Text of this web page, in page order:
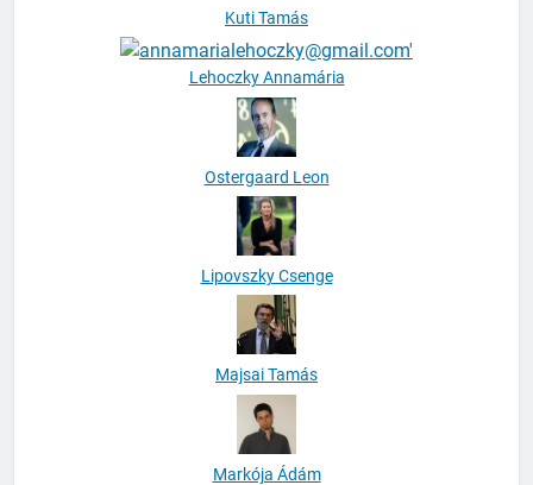
Kuti Tamás
Lehoczky Annamária
Ostergaard Leon
Lipovszky Csenge
Majsai Tamás
Markója Ádám